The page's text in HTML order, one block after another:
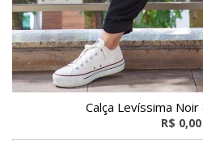
Calça Levíssima Noir
R$ 0,00